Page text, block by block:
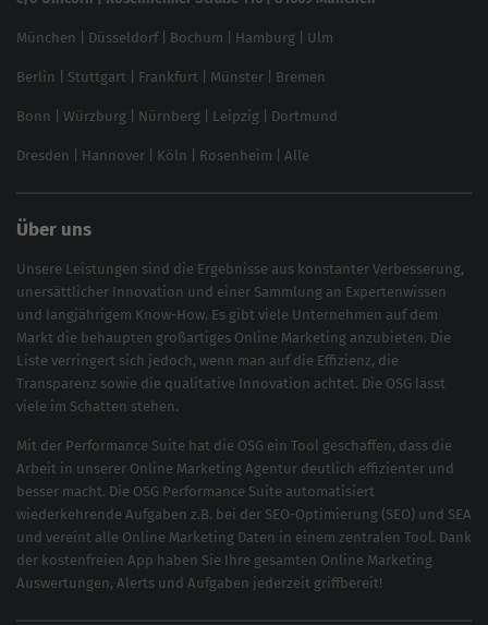
Local SEO
SEO für Online Shops
Brand Monitoring 2025
München Düsseldorf| Bochum Hamburg Ulm
Berlin Stuttgart Frankfurt Münster Bremen
Bonn Würzburg Nürnberg Leipzig Dortmund
Dresden Hannover Köln Rosenheim Alle
Über uns
Unsere Leistungen sind die Ergebnisse aus konstanter Verbesserung,
unersättlicher Innovation und einer Sammlung an Expertenwissen
und langjährigem Know-How. Es gibt viele Unternehmen auf dem
Markt die behaupten großartiges Online Marketing anzubieten. Die
Liste verringert sich jedoch, wenn man auf die Effizienz, die
Transparenz sowie die qualitative Innovation achtet. Die OSG lässt
viele im Schatten stehen.
Mit der Performance Suite hat die OSG ein Tool geschaffen, dass die
Arbeit in unserer Online Marketing Agentur deutlich effizienter und
besser macht. Die OSG Performance Suite automatisiert
wiederkehrende Aufgaben z.B. bei der SEO-Optimierung (SEO) und SEA
und vereint alle Online Marketing Daten in einem zentralen Tool. Dank
der kostenfreien App haben Sie Ihre gesamten Online Marketing
Auswertungen, Alerts und Aufgaben jederzeit griffbereit!